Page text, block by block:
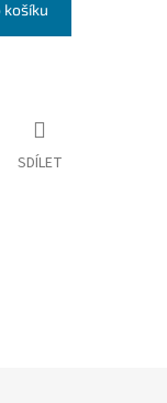
košíku
SDÍLET